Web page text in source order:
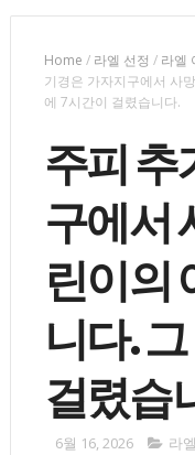
Home / 라엘 선정 / 라엘
기경은 가자지구에서 사
에 7시간이 걸렸습니다.
주피
구에서
린이의
니다.
걸렸습
6월 16, 2026 라